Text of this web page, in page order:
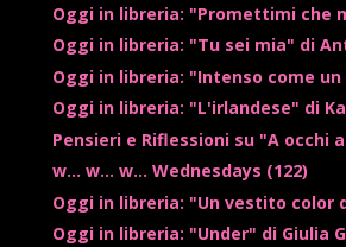
Oggi in libreria: "Promettimi che
Oggi in libreria: "Tu sei mia" di
Oggi in libreria: "Intenso come un
Oggi in libreria: "L'irlandese" di
Pensieri e Riflessioni su "A occhi
w... w... w... Wednesdays (122)
Oggi in libreria: "Un vestito color
Oggi in libreria: "Under" di Giulia